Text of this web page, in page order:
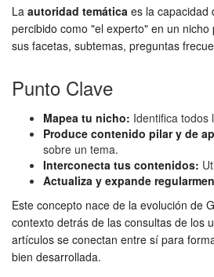
La autoridad temática es la capacidad
percibido como "el experto" en un
sus facetas, subtemas, preguntas
Punto Clave
Mapea tu nicho: Identifica todos
Produce contenido pilar y de
sobre un tema.
Interconecta tus contenidos:
Actualiza y expande
Este concepto nace de la evolución de
contexto detrás de las consultas de los
artículos se conectan entre sí para
bien desarrollada.